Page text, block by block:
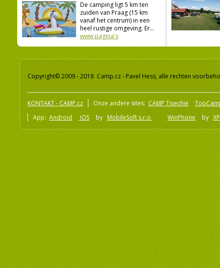
De camping ligt 5 km ten
zuiden van Praag (15 km
vanaf het centrum) in een
heel rustige omgeving. Er...
www pagina's
Copyright© 2009 - 2018 Camp.cz - Pavel Hess, alle rechten
KONTAKT - CAMP.cz Onze andere sites: CAMP Tsjechië
App: Android iOS by MobileSoft s.r.o WinPhone by